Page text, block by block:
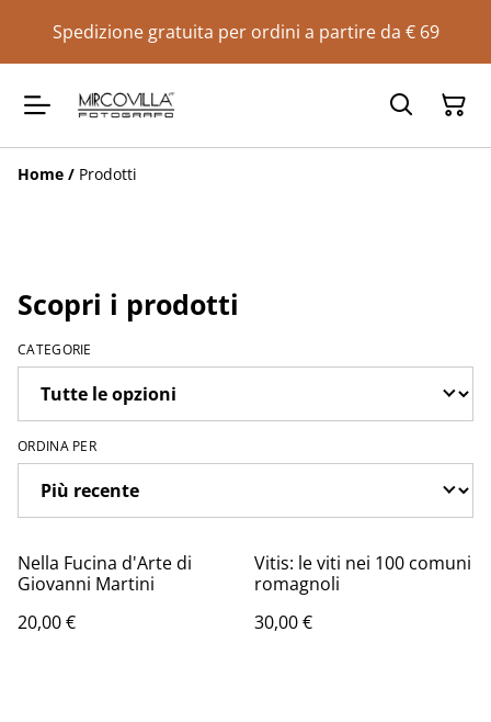
Spedizione gratuita per ordini a partire da € 69
Home / Prodotti
Scopri i prodotti
CATEGORIE
ORDINA PER
Nella Fucina d'Arte di
Giovanni Martini
20,00 €
Vitis: le viti nei 100 comuni
romagnoli
30,00 €